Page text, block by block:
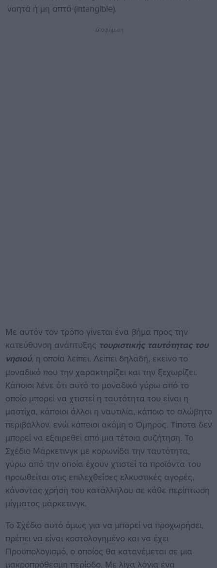
νοητά ή μη απτά (intangible).
Διαφήμιση
Με αυτόν τον τρόπο γίνεται ένα βήμα προς την
κατεύθυνση ανάπτυξης τουριστικής ταυτότητας του
νησιού, η οποία λείπει. Λείπει δηλαδή, εκείνο το
μοναδικό που την χαρακτηρίζει και την ξεχωρίζει.
Κάποιοι λένε ότι αυτό το μοναδικό γύρω από το
οποίο μπορεί να χτιστεί η ταυτότητα του είναι η
μαστίχα, κάποιοι άλλοι η ναυτιλία, κάποιο το αλώβητο
περιβάλλον, ενώ κάποιοι ακόμη ο Όμηρος. Τίποτα δεν
μπορεί να εξαιρεθεί από μια τέτοια συζήτηση. Το
Σχέδιο Μάρκετινγκ με κορωνίδα την ταυτότητα,
γύρω από την οποία έχουν χτιστεί τα προϊόντα του
προωθείται στις επιλεχθείσες ελκυστικές αγορές,
κάνοντας χρήση του κατάλληλου σε κάθε περίπτωση
μίγματος μάρκετινγκ.
Το Σχέδιο αυτό όμως για να μπορεί να προχωρήσει,
πρέπει να είναι κοστολογημένο και να έχει
Προϋπολογισμό, ο οποίος θα κατανέμεται σε μια
μακροπρόθεσμη περίοδο. Με λίγα λόγια ένα